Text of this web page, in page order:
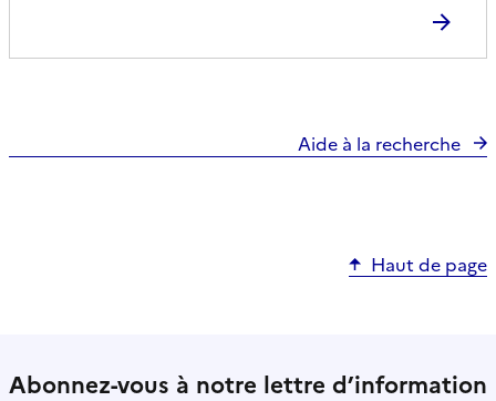
Aide à la recherche
Haut de page
Abonnez-vous à notre lettre d’information